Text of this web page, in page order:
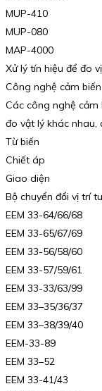
MUP-410
MUP-080
MAP-4000
Xử lý tín hiệu để đo
Công nghệ cảm biến
Các công nghệ cảm
đo vật lý khác nhau,
Từ biến
Chiết áp
Giao diện
Bộ chuyển đổi vị trí
EEM 33-64/66/68
EEM 33-65/67/69
EEM 33-56/58/60
EEM 33-57/59/61
EEM 33-33/63/99
EEM 33–35/36/37
EEM 33–38/39/40
EEM-33-89
EEM 33–52
EEM 33-41/43